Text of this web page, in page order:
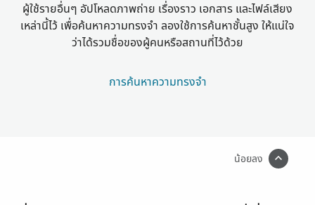
ผู้ใช้รายอื่นๆ อัปโหลดภาพถ่าย เรื่องราว เอกสาร และไฟล์เสียง
เหล่านี้ไว้ เพื่อค้นหาความทรงจำ ลองใช้การค้นหาชั้นสูง ให้แน่ใจ
ว่าได้รวมชื่อของผู้คนหรือสถานที่ไว้ด้วย
การค้นหาความทรงจำ
น้อยลง